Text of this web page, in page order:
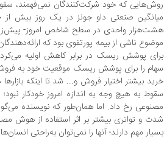
هشت‌هزار واحدی در سطح شاخص امروز-
موضوع ناشی از بیمه پورتفوی بود که
برای پوشش ریسک در برابر کاهش اولیه
سهام را برای پوشش ریسک موقعیت خود به
خرید بیشتر اختیار فروش و... شد تا اینکه
سقوط به هیچ وجه به اندازه امروز خودکار
مصنوعی رخ داد. اما همان‌طور که نویسنده
شدت و تواتری بیشتر بر اثر استفاده از هوش
بسیار مهم دارند؛ آنها را نمی‌توان به‌راحتی